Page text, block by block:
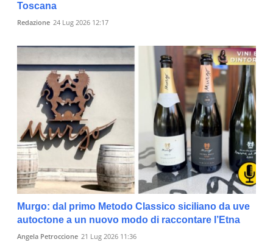
Toscana
Redazione 24 Lug 2026 12:17
Murgo: dal primo Metodo Classico siciliano da uve
autoctone a un nuovo modo di raccontare l’Etna
Angela Petroccione 21 Lug 2026 11:36